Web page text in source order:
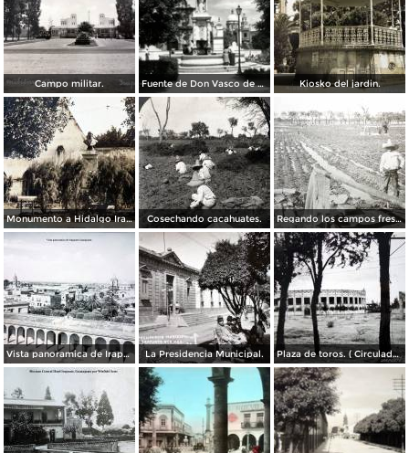
Campo militar. Fuente de Don Vasco de Quiroga Kiosko del jardin.
Monumento a Hidalgo Irapuato, Guanajuato. ( Circulada el 3 de Abril de 1926 ). Cosechando cacahuates. Regando los campos freseros ( Fechada en 1927 ).
Vista panoramica de Irapuato Guanajuato. La Presidencia Municipal. Plaza de toros. ( Circulada el 29 de Enero de 1950 ) .